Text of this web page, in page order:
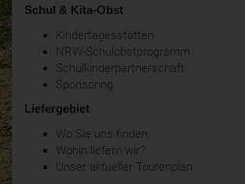
Schul & Kita-Obst
Kindertagesstätten
NRW-Schulobstprogramm
Schulkinderpartnerschaft
Sponsoring
Liefergebiet
Wo Sie uns finden
Wohin liefern wir?
Unser aktueller Tourenplan